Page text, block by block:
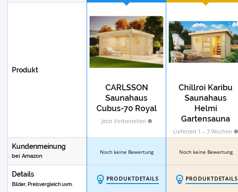
Produkt
CARLSSON
Saunahaus
Cubus-70 Royal
Jetzt Vorbestellen
Chillroi Karibu
Saunahaus
Helmi
Gartensauna
Outdoor
Dampfkabine
Lieferzeit 1 – 3 Wochen
Kundenmeinung
bei Amazon
Noch keine Bewertung Noch keine Bewertung
Details
Bilder, Preisvergleich uvm.
PRODUKTDETAILS PRODUKTDETAILS